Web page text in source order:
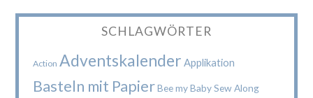
SCHLAGWÖRTER
Action Adventskalender Applikation
Basteln mit Papier Bee my Baby Sew Along